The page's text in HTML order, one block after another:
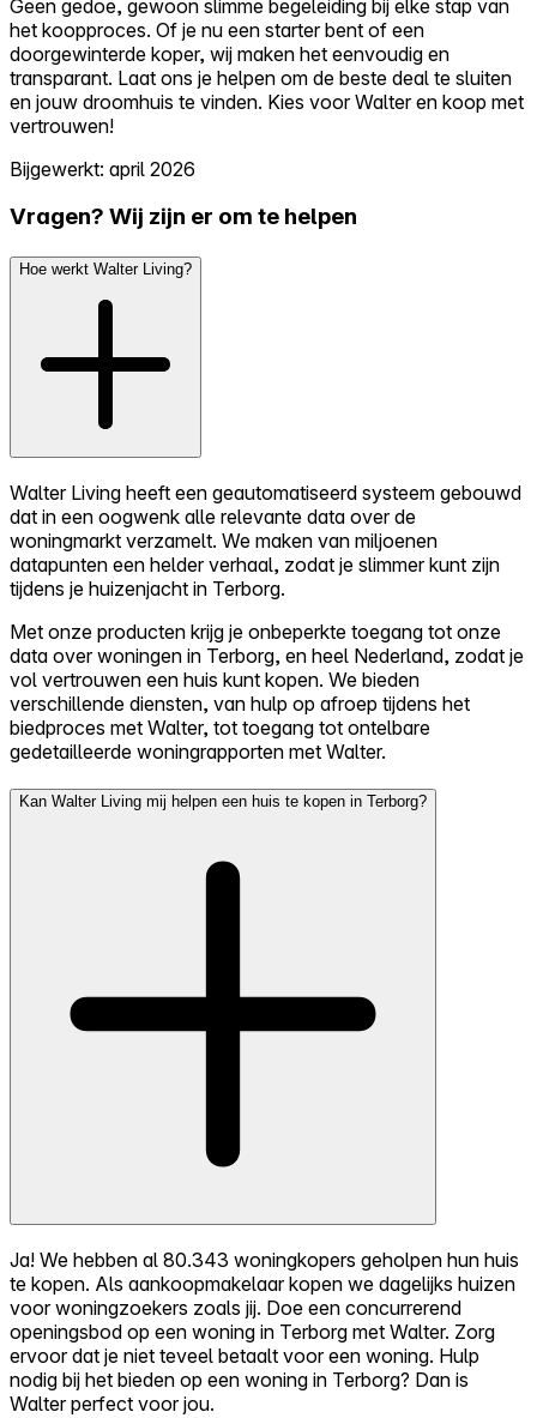
Geen gedoe, gewoon slimme begeleiding bij elke stap van
het koopproces. Of je nu een starter bent of een
doorgewinterde koper, wij maken het eenvoudig en
transparant. Laat ons je helpen om de beste deal te sluiten
en jouw droomhuis te vinden. Kies voor Walter en koop met
vertrouwen!
Bijgewerkt: april 2026
Vragen? Wij zijn er om te helpen
Hoe werkt Walter Living?
Walter Living heeft een geautomatiseerd systeem gebouwd
dat in een oogwenk alle relevante data over de
woningmarkt verzamelt. We maken van miljoenen
datapunten een helder verhaal, zodat je slimmer kunt zijn
tijdens je huizenjacht in Terborg.
Met onze producten krijg je onbeperkte toegang tot onze
data over woningen in Terborg, en heel Nederland, zodat je
vol vertrouwen een huis kunt kopen. We bieden
verschillende diensten, van hulp op afroep tijdens het
biedproces met Walter, tot toegang tot ontelbare
gedetailleerde woningrapporten met Walter.
Kan Walter Living mij helpen een huis te kopen in Terborg?
Ja! We hebben al 80.343 woningkopers geholpen hun huis
te kopen. Als aankoopmakelaar kopen we dagelijks huizen
voor woningzoekers zoals jij. Doe een concurrerend
openingsbod op een woning in Terborg met Walter. Zorg
ervoor dat je niet teveel betaalt voor een woning. Hulp
nodig bij het bieden op een woning in Terborg? Dan is
Walter perfect voor jou.